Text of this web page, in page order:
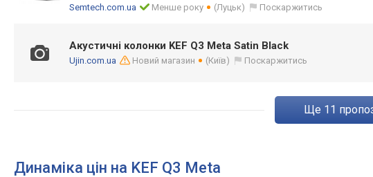
Semtech.com.ua
Менше року (Луцьк) Поскаржитись
Акустичні колонки KEF Q3 Meta Satin Black
Ujin.com.ua Новий магазин (Київ) Поскаржитись
ще 11
Динаміка цін на KEF Q3 Meta